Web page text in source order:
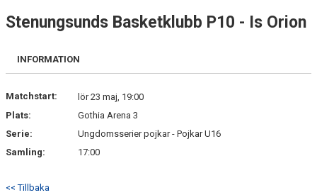
BILDGALLERI
DOKUMENT
KONTAKT
Stenungsunds Basketklubb P10 - Is Orion
INFORMATION
Matchstart:
lör 23 maj, 19:00
Plats:
Gothia Arena 3
Serie:
Ungdomsserier pojkar - Pojkar U16
Samling:
17:00
<< Tillbaka